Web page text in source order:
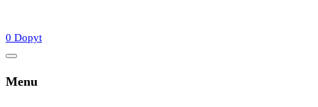
0 Dopyt
Menu